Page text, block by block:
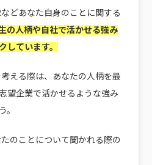
どあなた自身のことに関する
の人柄や自社で活かせる強み
しています。
える際は、あなたの人柄を最
望企業で活かせるような強み
。
のことについて聞かれる際の